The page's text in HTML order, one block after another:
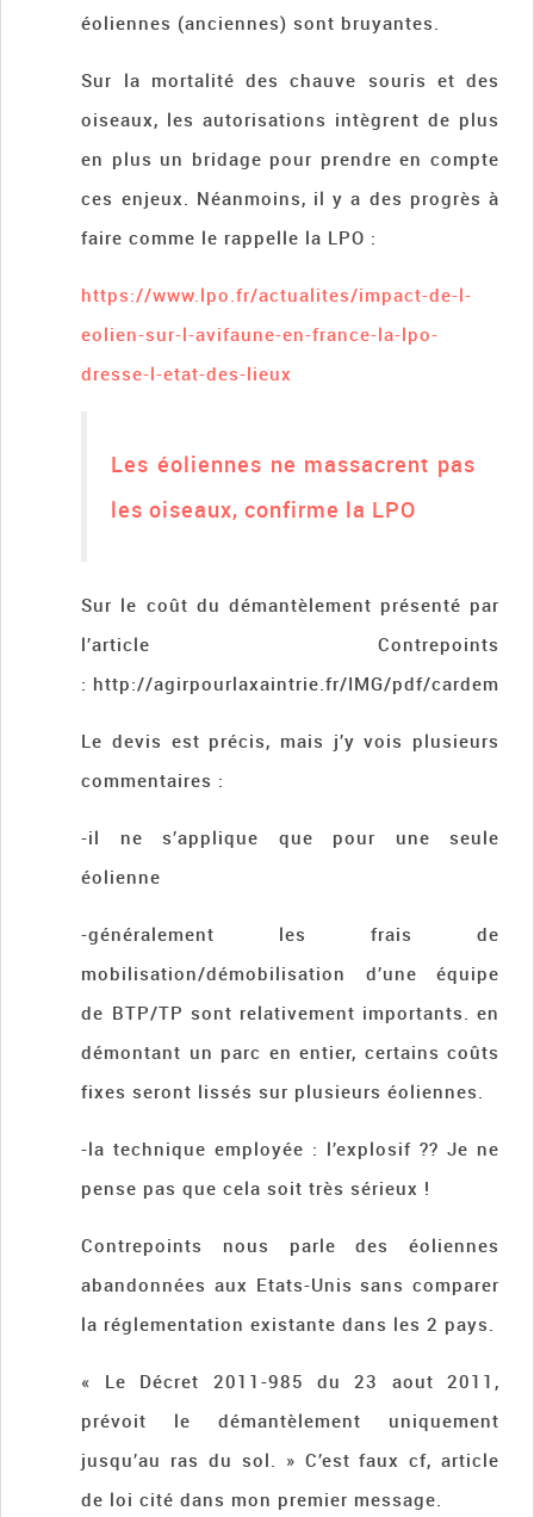
éoliennes (anciennes) sont bruyantes.
Sur la mortalité des chauve souris et des
oiseaux, les autorisations intègrent de plus
en plus un bridage pour prendre en compte
ces enjeux. Néanmoins, il y a des progrès à
faire comme le rappelle la LPO :
https://www.lpo.fr/actualites/impact-de-l-
eolien-sur-l-avifaune-en-france-la-lpo-
dresse-l-etat-des-lieux
Les éoliennes ne massacrent pas
les oiseaux, confirme la LPO
Sur le coût du démantèlement présenté par
l’article Contrepoints
: http://agirpourlaxaintrie.fr/IMG/pdf/
Le devis est précis, mais j’y vois plusieurs
commentaires :
-il ne s’applique que pour une seule
éolienne
-généralement les frais de
mobilisation/démobilisation d’une équipe
de BTP/TP sont relativement importants. en
démontant un parc en entier, certains coûts
fixes seront lissés sur plusieurs éoliennes.
-la technique employée : l’explosif ?? Je ne
pense pas que cela soit très sérieux !
Contrepoints nous parle des éoliennes
abandonnées aux Etats-Unis sans comparer
la réglementation existante dans les 2 pays.
« Le Décret 2011-985 du 23 aout 2011,
prévoit le démantèlement uniquement
jusqu’au ras du sol. » C’est faux cf, article
de loi cité dans mon premier message.